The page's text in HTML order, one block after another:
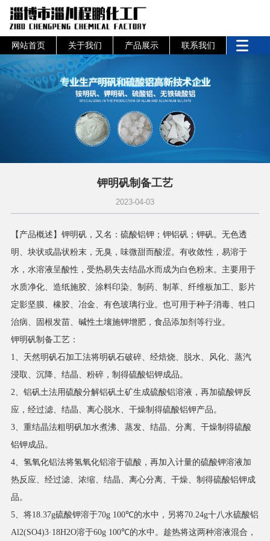
网站首页 关于我们 产品展示 联系我们
钾明矾制备工艺
2023-04-03
【产品概述】钾明矾，又名：硫酸铝钾；钾铝矾；钾矾。无色透
明、块状或晶状粉末，无臭，味微甜而酸涩。有收敛性，易溶于
水，水溶液呈酸性，受热易失去结晶水而成为白色粉末。主要用于
水质净化、造纸施胶、涂料印染、制药、制革、纤维板加工、影片
定影坚膜、橡胶、冶金、有色玻璃行业。也可用于种子消毒、牲口
治病、固根发苗、碱性土壤施钾增肥，食品添加剂等行业。
钾明矾制备工艺：
1、天然明矾石加工法将明矾石破碎、经焙烧、脱水、风化、蒸汽
浸取、沉降、结晶、粉碎，制得硫酸铝钾成品。
2、铝矾土法用硫酸分解铝矾土矿生成硫酸铝溶液，再加硫酸钾反
应，经过滤、结晶、离心脱水、干燥制得硫酸铝钾产品。
3、重结晶法粗明矾加水煮沸、蒸发、结晶、分离、干燥制得硫酸
铝钾成品。
4、氢氧化铝法将氢氧化铝溶于硫酸，再加入计量的硫酸钾溶液加
热反应、经过滤、浓缩、结晶、离心分离、干燥、制得硫酸铝钾成
品。
5、将18.37g硫酸钾溶于70g 100℃的水中，另将70.24g十八水硫酸铝
Al2(SO4)3·18H2O溶于60g 100℃的水中。趁热将这两种溶液混合，